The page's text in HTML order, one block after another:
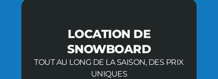
LOCATION DE
SNOWBOARD
TOUT AU LONG DE LA SAISON, DES PRIX
UNIQUES